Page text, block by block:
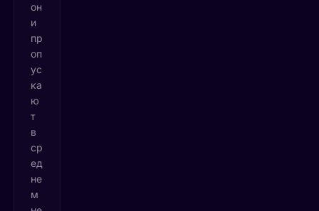
он
и
пр
оп
ус
ка
ю
т
в
ср
ед
не
м